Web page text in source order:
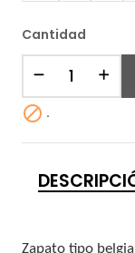
Cantidad
 .
Zapato tipo